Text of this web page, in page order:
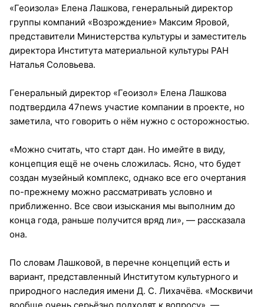
«Геоизола» Елена Лашкова, генеральный директор
группы компаний «Возрождение» Максим Яровой,
представители Министерства культуры и заместитель
директора Института материальной культуры РАН
Наталья Соловьева.
Генеральный директор «Геоизол» Елена Лашкова
подтвердила 47news участие компании в проекте, но
заметила, что говорить о нём нужно с осторожностью.
«Можно считать, что старт дан. Но имейте в виду,
концепция ещё не очень сложилась. Ясно, что будет
создан музейный комплекс, однако все его очертания
по-прежнему можно рассматривать условно и
приближенно. Все свои изыскания мы выполним до
конца года, раньше получится вряд ли», — рассказала
она.
По словам Лашковой, в перечне концепций есть и
вариант, представленный Институтом культурного и
природного наследия имени Д. С. Лихачёва. «Москвичи
вообще очень серьёзно подходят к вопросу», —